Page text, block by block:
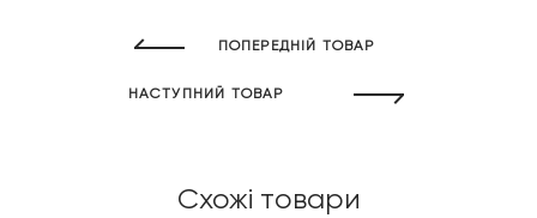
ПОПЕРЕДНІЙ ТОВАР
НАСТУПНИЙ ТОВАР
Схожі товари